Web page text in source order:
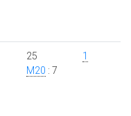
25
M20 : 7
1